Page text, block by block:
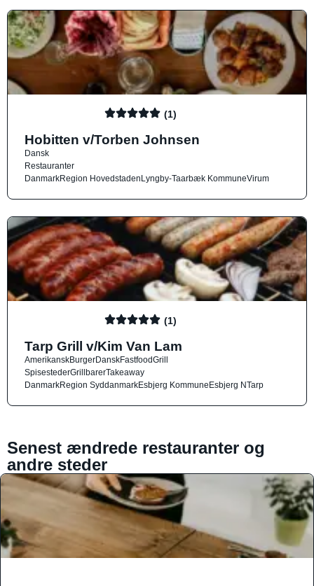
(1)
Hobitten v/Torben Johnsen
Dansk
Restauranter
DanmarkRegion HovedstadenLyngby-Taarbæk KommuneVirum
(1)
Tarp Grill v/Kim Van Lam
AmerikanskBurgerDanskFastfoodGrill
SpisestederGrillbarerTakeaway
DanmarkRegion SyddanmarkEsbjerg KommuneEsbjerg NTarp
Senest ændrede restauranter og
andre steder